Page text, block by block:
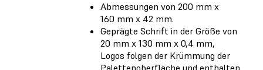
Abmessungen von 200 mm x
160 mm x 42 mm.
Geprägte Schrift in der Größe von
20 mm x 130 mm x 0,4 mm,
Logos folgen der Krümmung der